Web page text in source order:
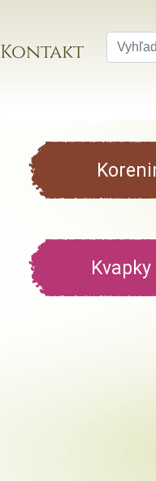
Kontakt
Kvapky